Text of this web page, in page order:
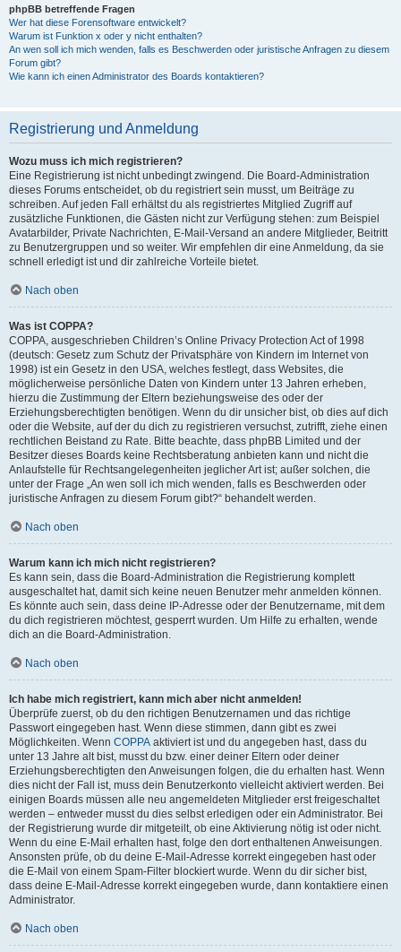
phpBB betreffende Fragen
Wer hat diese Forensoftware entwickelt?
Warum ist Funktion x oder y nicht enthalten?
An wen soll ich mich wenden, falls es Beschwerden oder juristische Anfragen zu diesem
Forum gibt?
Wie kann ich einen Administrator des Boards kontaktieren?
Registrierung und Anmeldung
Wozu muss ich mich registrieren?
Eine Registrierung ist nicht unbedingt zwingend. Die Board-Administration
dieses Forums entscheidet, ob du registriert sein musst, um Beiträge zu
schreiben. Auf jeden Fall erhältst du als registriertes Mitglied Zugriff auf
zusätzliche Funktionen, die Gästen nicht zur Verfügung stehen: zum Beispiel
Avatarbilder, Private Nachrichten, E-Mail-Versand an andere Mitglieder, Beitritt
zu Benutzergruppen und so weiter. Wir empfehlen dir eine Anmeldung, da sie
schnell erledigt ist und dir zahlreiche Vorteile bietet.
Nach oben
Was ist COPPA?
COPPA, ausgeschrieben Children’s Online Privacy Protection Act of 1998
(deutsch: Gesetz zum Schutz der Privatsphäre von Kindern im Internet von
1998) ist ein Gesetz in den USA, welches festlegt, dass Websites, die
möglicherweise persönliche Daten von Kindern unter 13 Jahren erheben,
hierzu die Zustimmung der Eltern beziehungsweise des oder der
Erziehungsberechtigten benötigen. Wenn du dir unsicher bist, ob dies auf dich
oder die Website, auf der du dich zu registrieren versuchst, zutrifft, ziehe einen
rechtlichen Beistand zu Rate. Bitte beachte, dass phpBB Limited und der
Besitzer dieses Boards keine Rechtsberatung anbieten kann und nicht die
Anlaufstelle für Rechtsangelegenheiten jeglicher Art ist; außer solchen, die
unter der Frage „An wen soll ich mich wenden, falls es Beschwerden oder
juristische Anfragen zu diesem Forum gibt?“ behandelt werden.
Nach oben
Warum kann ich mich nicht registrieren?
Es kann sein, dass die Board-Administration die Registrierung komplett
ausgeschaltet hat, damit sich keine neuen Benutzer mehr anmelden können.
Es könnte auch sein, dass deine IP-Adresse oder der Benutzername, mit dem
du dich registrieren möchtest, gesperrt wurden. Um Hilfe zu erhalten, wende
dich an die Board-Administration.
Nach oben
Ich habe mich registriert, kann mich aber nicht anmelden!
Überprüfe zuerst, ob du den richtigen Benutzernamen und das richtige
Passwort eingegeben hast. Wenn diese stimmen, dann gibt es zwei
Möglichkeiten. Wenn COPPA aktiviert ist und du angegeben hast, dass du
unter 13 Jahre alt bist, musst du bzw. einer deiner Eltern oder deiner
Erziehungsberechtigten den Anweisungen folgen, die du erhalten hast. Wenn
dies nicht der Fall ist, muss dein Benutzerkonto vielleicht aktiviert werden. Bei
einigen Boards müssen alle neu angemeldeten Mitglieder erst freigeschaltet
werden – entweder musst du dies selbst erledigen oder ein Administrator. Bei
der Registrierung wurde dir mitgeteilt, ob eine Aktivierung nötig ist oder nicht.
Wenn du eine E-Mail erhalten hast, folge den dort enthaltenen Anweisungen.
Ansonsten prüfe, ob du deine E-Mail-Adresse korrekt eingegeben hast oder
die E-Mail von einem Spam-Filter blockiert wurde. Wenn du dir sicher bist,
dass deine E-Mail-Adresse korrekt eingegeben wurde, dann kontaktiere einen
Administrator.
Nach oben